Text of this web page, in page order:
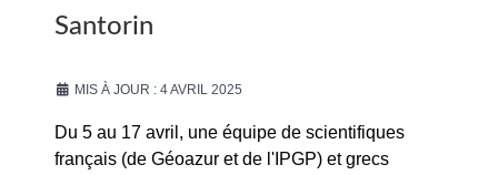
Santorin
MIS À JOUR : 4 AVRIL 2025
Du 5 au 17 avril, une équipe de scientifiques
français (de Géoazur et de l'IPGP) et grecs